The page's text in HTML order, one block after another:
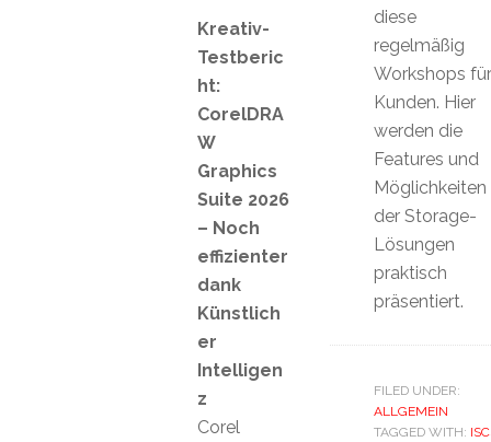
diese
regelmäßig
Workshops für
Kunden. Hier
werden die
Features und
Möglichkeiten
der Storage-
Lösungen
praktisch
präsentiert.
FILED UNDER:
ALLGEMEIN
TAGGED WITH:
Kreativ-
Testberic
ht:
CorelDRA
W
Graphics
Suite 2026
– Noch
effizienter
dank
Künstlich
er
Intelligen
z
Corel